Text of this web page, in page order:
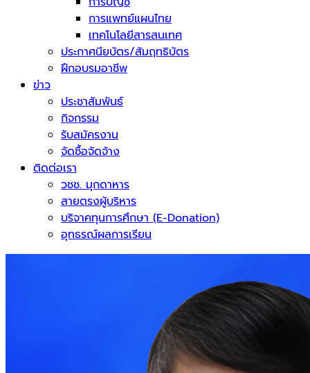
การแพทย์แผนไทย
เทคโนโลยีสารสนเทศ
ประกาศนียบัตร/สัมฤทธิบัตร
ฝึกอบรมอาชีพ
ข่าว
ประชาสัมพันธ์
กิจกรรม
รับสมัครงาน
จัดซื้อจัดจ้าง
ติดต่อเรา
วชช. มุกดาหาร
สายตรงผู้บริหาร
บริจาคทุนการศึกษา (E-Donation)
อุทธรณ์ผลการเรียน